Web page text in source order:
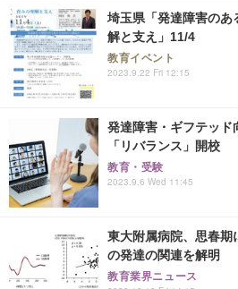
埼玉県「発達障害のあ
解と支え」11/4
教育イベント
2023.9.22 Fri 12:15
発達障害・ギフテッド
「リバランス」開校
教育・受験
2023.9.6 Wed 11:45
東大附属病院、思春期
の発達の関連を解明
教育業界ニュース